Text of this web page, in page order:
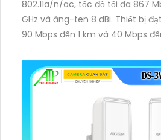
802.11a/n/ac, tốc độ tối đa 867
GHz và ăng-ten 8 dBi. Thiết bị
90 Mbps đến 1 km và 40 Mbps
tải dữ liệu và video giám sát ổn
xa.